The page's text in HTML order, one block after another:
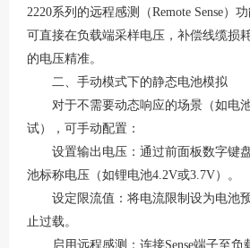
2220系列的远程感测（Remote Sense
可直接在负载端采样电压，补偿线缆损
的电压精准。
二、手动模式下的静态电池模拟
对于不需要动态响应的场景（如电
试），可手动配置：
设置输出电压：通过前面板数字键
池标称电压（如锂电池4.2V或3.7V） 。
设定限流值：将电流限制设为电池
止过载。
启用远程感测：连接Sense端子至